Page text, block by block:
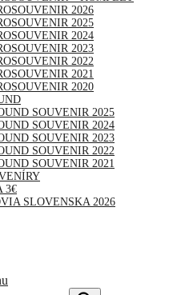
2026
2025
2024
2023
2022
2021
2020
SOUVENIR 2025
SOUVENIR 2024
SOUVENIR 2023
SOUVENIR 2022
SOUVENIR 2021
3€
SLOVENSKA 2026